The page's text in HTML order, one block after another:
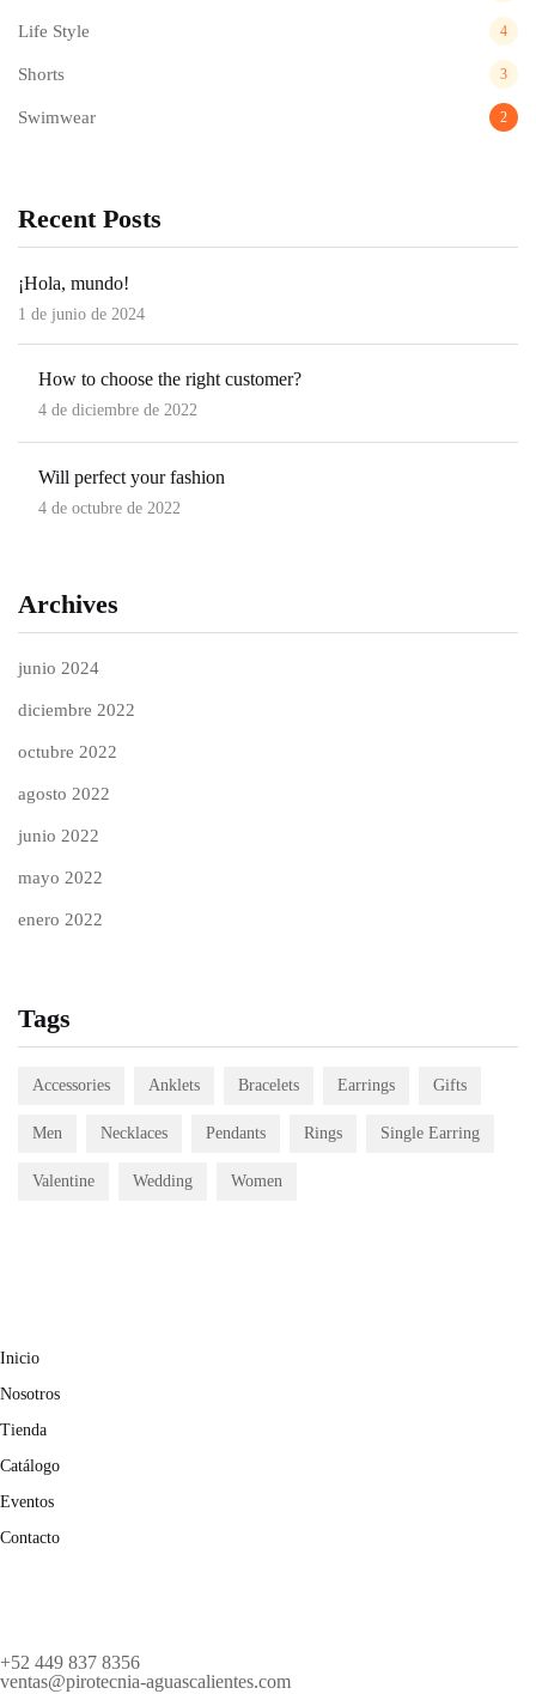
Life Style 4
Shorts 3
Swimwear 2
Recent Posts
¡Hola, mundo!
1 de junio de 2024
How to choose the right customer?
4 de diciembre de 2022
Will perfect your fashion
4 de octubre de 2022
Archives
junio 2024
diciembre 2022
octubre 2022
agosto 2022
junio 2022
mayo 2022
enero 2022
Tags
Accessories Anklets Bracelets Earrings Gifts
Men Necklaces Pendants Rings Single Earring
Valentine Wedding Women
Inicio
Nosotros
Tienda
Catálogo
Eventos
Contacto
+52 449 837 8356
ventas@pirotecnia-aguascalientes.com